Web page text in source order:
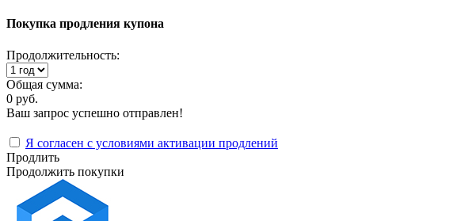
Покупка продления купона
Продолжительность:
Общая сумма:
0 руб.
Ваш запрос успешно отправлен!
Я согласен с условиями активации продлений
Продлить
Продолжить покупки